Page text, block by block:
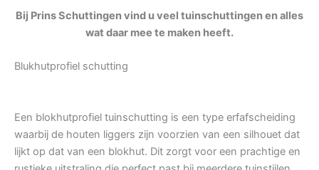
Bij Prins Schuttingen vind u veel tuinschuttingen en alles
wat daar mee te maken heeft.
Blukhutprofiel schutting
Een blokhutprofiel tuinschutting is een type erfafscheiding
waarbij de houten liggers zijn voorzien van een silhouet dat
lijkt op dat van een blokhut. Dit zorgt voor een prachtige en